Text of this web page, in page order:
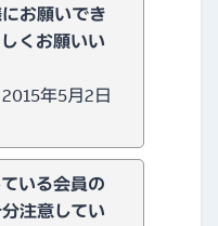
お願いでき
くお願いい
年5月2日
いる会員の
注意してい